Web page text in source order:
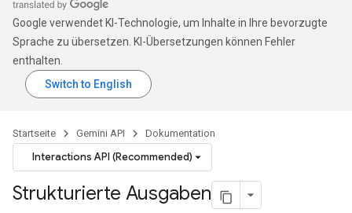
Google verwendet KI-Technologie, um Inhalte in Ihre bevorzugte
Sprache zu übersetzen. KI-Übersetzungen können Fehler
enthalten.
Startseite Gemini API Dokumentation
Interactions API (Recommended)
Strukturierte Ausgaben